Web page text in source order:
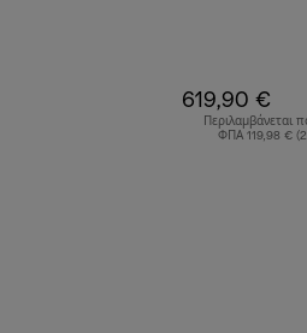
619,90 €
Περιλαμβάνεται
ΦΠΑ 119,98 €